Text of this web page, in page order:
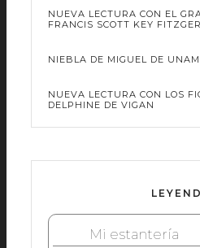
NUEVA LECTURA CON EL
FRANCIS SCOTT KEY
NIEBLA DE MIGUEL DE
NUEVA LECTURA CON LOS
DELPHINE DE VIGAN
Mi estantería